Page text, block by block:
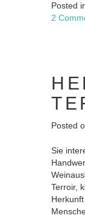
Posted
2
Posted
Sie
Terroir,